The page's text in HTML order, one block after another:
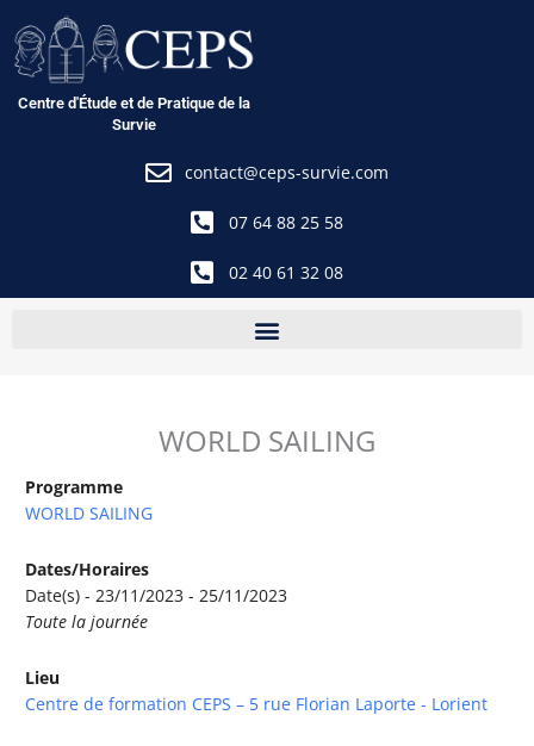
au
contenu
Centre d'Étude et de Pratique de la
Survie
contact@ceps-survie.com
07 64 88 25 58
02 40 61 32 08
WORLD SAILING
Programme
WORLD SAILING
Dates/Horaires
Date(s) - 23/11/2023 - 25/11/2023
Toute la journée
Lieu
Centre de formation CEPS – 5 rue Florian Laporte - Lorient